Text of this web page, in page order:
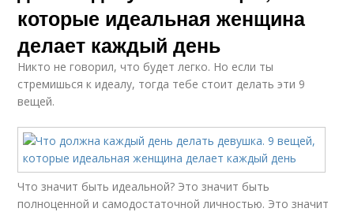
которые идеальная женщина
делает каждый день
Никто не говорил, что будет легко. Но если ты
стремишься к идеалу, тогда тебе стоит делать эти 9
вещей.
Что значит быть идеальной? Это значит быть
полноценной и самодостаточной личностью. Это значит